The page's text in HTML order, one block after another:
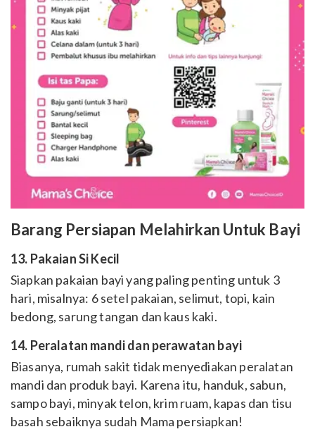
Barang Persiapan Melahirkan Untuk Bayi
13. Pakaian Si Kecil
Siapkan pakaian bayi yang paling penting untuk 3
hari, misalnya: 6 setel pakaian, selimut, topi, kain
bedong, sarung tangan dan kaus kaki.
14. Peralatan mandi dan perawatan bayi
Biasanya, rumah sakit tidak menyediakan peralatan
mandi dan produk bayi. Karena itu, handuk, sabun,
sampo bayi, minyak telon, krim ruam, kapas dan tisu
basah sebaiknya sudah Mama persiapkan!